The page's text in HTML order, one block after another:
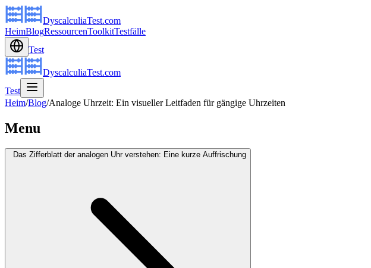
DyscalculiaTest.com
HeimBlogRessourcenToolkitTestfälle
Test
DyscalculiaTest.com
Test
Heim/Blog/Analoge Uhrzeit: Ein visueller Leitfaden für gängige Uhrzeiten
Menu
Das Zifferblatt der analogen Uhr verstehen: Eine kurze Auffrischung